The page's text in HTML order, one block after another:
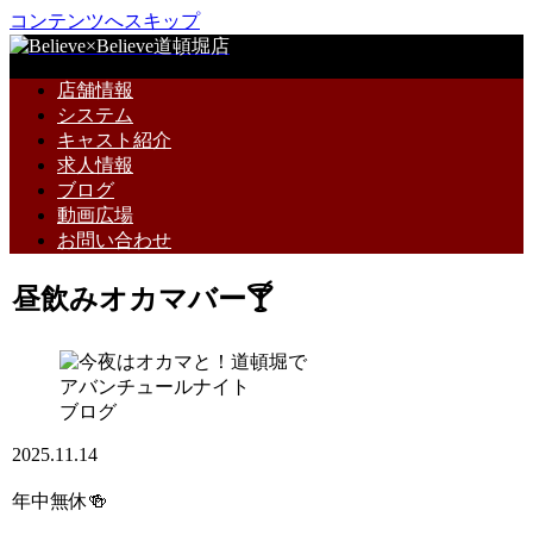
コンテンツへスキップ
店舗情報
システム
キャスト紹介
求人情報
ブログ
動画広場
お問い合わせ
昼飲みオカマバー🍸
ブログ
2025.11.14
年中無休🍻